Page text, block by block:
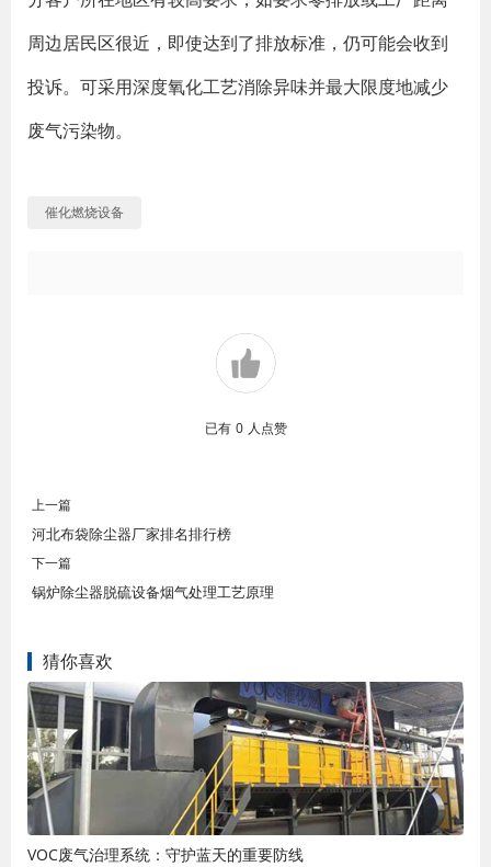
周边居民区很近，即使达到了排放标准，仍可能会收到
投诉。可采用深度氧化工艺消除异味并最大限度地减少
废气污染物。
催化燃烧设备
已有 0 人点赞
上一篇
河北布袋除尘器厂家排名排行榜
下一篇
锅炉除尘器脱硫设备烟气处理工艺原理
猜你喜欢
VOC废气治理系统：守护蓝天的重要防线